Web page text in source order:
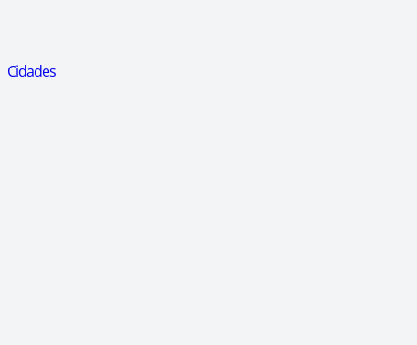
Cidades